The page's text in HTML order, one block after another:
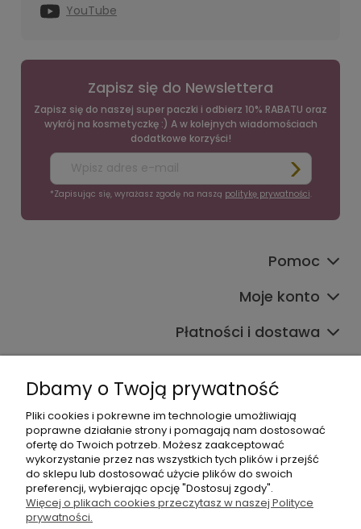
YouTube
Zapisz się do Newslettera
Zapisz się do naszej super paczki i odbierz 10% RABATU oraz
wykrój na kosmetyczkę :) A w kolejnych wiadomościach
dodatkowe korzyści!
*Zapisując się, wyrażasz zgodę na naszą politykę prywatności.
Pomoc
Moje konto
Płatności i dostawa
+48 605 141 363
Dbamy o Twoją prywatność
Pliki cookies i pokrewne im technologie umożliwiają
poprawne działanie strony i pomagają nam dostosować
ofertę do Twoich potrzeb. Możesz zaakceptować
wykorzystanie przez nas wszystkich tych plików i przejść
do sklepu lub dostosować użycie plików do swoich
preferencji, wybierając opcję "Dostosuj zgody".
Więcej o plikach cookies przeczytasz w naszej Polityce
prywatności.